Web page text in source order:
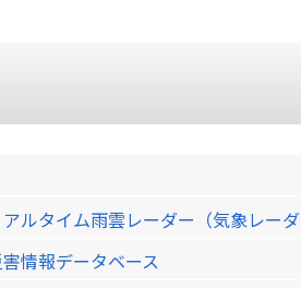
ルタイム雨雲レーダー（気象レー
情報データベース